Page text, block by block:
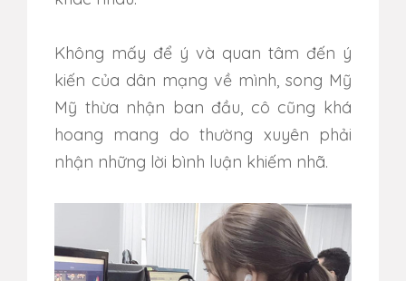
Không mấy để ý và quan tâm đến ý
kiến của dân mạng về mình, song Mỹ
Mỹ thừa nhận ban đầu, cô cũng khá
hoang mang do thường xuyên phải
nhận những lời bình luận khiếm nhã.